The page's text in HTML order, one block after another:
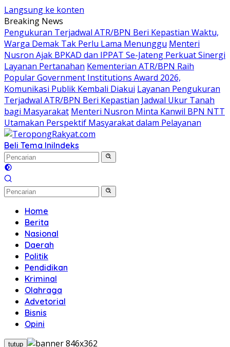
Langsung ke konten
Breaking News
Pengukuran Terjadwal ATR/BPN Beri Kepastian Waktu,
Warga Demak Tak Perlu Lama Menunggu Menteri
Nusron Ajak BPKAD dan IPPAT Se-Jateng Perkuat Sinergi
Layanan Pertanahan Kementerian ATR/BPN Raih
Popular Government Institutions Award 2026,
Komunikasi Publik Kembali Diakui Layanan Pengukuran
Terjadwal ATR/BPN Beri Kepastian Jadwal Ukur Tanah
bagi Masyarakat Menteri Nusron Minta Kanwil BPN NTT
Utamakan Perspektif Masyarakat dalam Pelayanan
Beli Tema IniIndeks
Home
Berita
Nasional
Daerah
Politik
Pendidikan
Kriminal
Olahraga
Advetorial
Bisnis
Opini
tutup